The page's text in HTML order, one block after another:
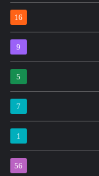
16
9
5
7
1
56